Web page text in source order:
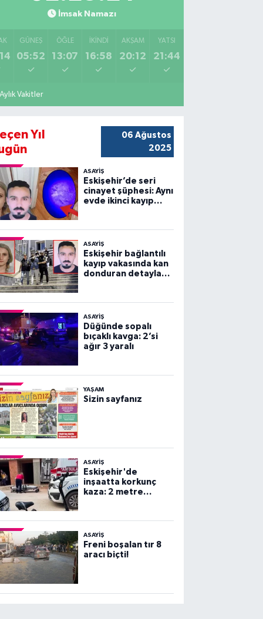
İmsak Namazı
GÜNEŞ
05:52
ÖĞLE
13:07
İKINDI
16:58
AKŞAM
20:12
YATSI
21:44
Aylık Vakitler
Yıl
06 Ağustos
2025
ASAYİŞ
Eskişehir’de seri
cinayet şüphesi: Aynı
evde ikinci kayıp
ASAYİŞ
Eskişehir bağlantılı
kayıp vakasında kan
donduran detaylar
ASAYİŞ
Düğünde sopalı
bıçaklı kavga: 2’si
ağır 3 yaralı
YAŞAM
Sizin sayfanız
ASAYİŞ
Eskişehir'de
inşaatta korkunç
kaza: 2 metre
ASAYİŞ
Freni boşalan tır 8
aracı biçti!